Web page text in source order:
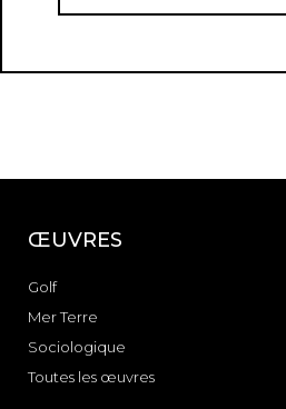
ŒUVRES
Golf
Mer Terre
Sociologique
Toutes les œuvres